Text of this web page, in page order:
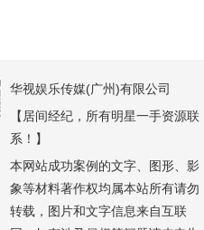
华视娱乐传媒(广州)有限公司
【居间经纪，所有明星一手资源联
系！】
本网站成功案例的文字、图形、影
象等材料著作权均属本站所有请勿
转载，图片和文字信息来自互联